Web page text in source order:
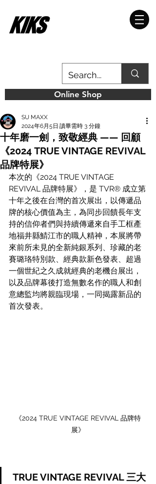
Online Shop
十年磨一劍，致敬經典 —— 回顧
《2024 TRUE VINTAGE REVIVAL
品牌特展》
SU MAXX
2024年6月5日 讀畢需時 3 分鐘
本次的《2024 TRUE VINTAGE
REVIVAL 品牌特展》，是 TVR® 成立第
十年之後在台灣的首次展出，以傳遞品
牌的核心價值為主，為同步回饋長年支
持的信仰者們與持續傳遞來自手工框產
地福井縣鯖江市的職人精神，本展將帶
來前所未見的全新純銀系列、珍藏的老
賽璐珞特別款、經典款新色發表、超過
一個世紀之久成就經典的老機台展出，
以及品牌幕後打造無數名作的職人和創
意總監均將親臨現場，一同揭露新品的
首次發表。
《2024 TRUE VINTAGE REVIVAL 品牌特
展》
TRUE VINTAGE REVIVAL 三大